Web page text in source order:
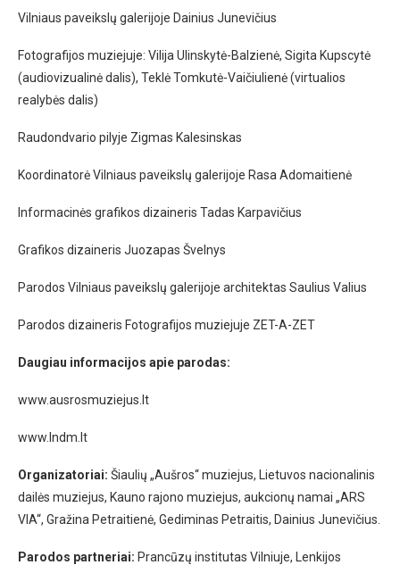
Vilniaus paveikslų galerijoje Dainius Junevičius
Fotografijos muziejuje: Vilija Ulinskytė-Balzienė, Sigita Kupscytė
(audiovizualinė dalis), Teklė Tomkutė-Vaičiulienė (virtualios
realybės dalis)
Raudondvario pilyje Zigmas Kalesinskas
Koordinatorė Vilniaus paveikslų galerijoje Rasa Adomaitienė
Informacinės grafikos dizaineris Tadas Karpavičius
Grafikos dizaineris Juozapas Švelnys
Parodos Vilniaus paveikslų galerijoje architektas Saulius Valius
Parodos dizaineris Fotografijos muziejuje ZET-A-ZET
Daugiau informacijos apie parodas:
www.ausrosmuziejus.lt
www.lndm.lt
Organizatoriai: Šiaulių „Aušros“ muziejus, Lietuvos nacionalinis
dailės muziejus, Kauno rajono muziejus, aukcionų namai „ARS
VIA“, Gražina Petraitienė, Gediminas Petraitis, Dainius Junevičius.
Parodos partneriai: Prancūzų institutas Vilniuje, Lenkijos